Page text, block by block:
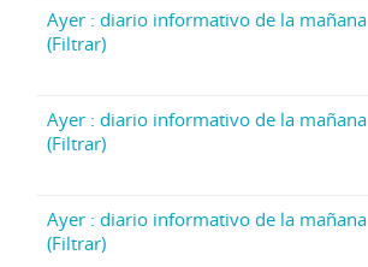
Ayer : diario informativo de la mañana
(Filtrar)
Ayer : diario informativo de la mañana
(Filtrar)
Ayer : diario informativo de la mañana
(Filtrar)